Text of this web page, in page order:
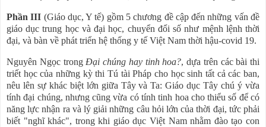
Phần III (Giáo dục, Y tế) gồm 5 chương đề cập đến những vấn đề
giáo dục trung học và đại học, chuyển đổi số như mệnh lệnh thời
đại, và bàn về phát triển hệ thống y tế Việt Nam thời hậu-covid 19.
Nguyên Ngọc trongĐại chúng hay tinh hoa?, dựa trên các bài thi
triết học của những kỳ thi Tú tài Pháp cho học sinh tất cả các ban,
nêu lên sự khác biệt lớn giữa Tây và Ta: Giáo dục Tây chú ý vừa
tính đại chúng, nhưng cũng vừa có tính tinh hoa cho thiểu số để có
năng lực nhận ra và lý giải những câu hỏi lớn của thời đại, tức phải
biết "nghĩ khác", trong khi giáo dục Việt Nam nhằm đào tạo con